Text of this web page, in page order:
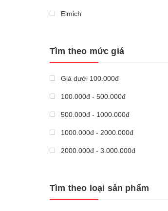
Elmich
kangaroo
Tìm theo mức giá
Giá dưới 100.000đ
100.000đ - 500.000đ
500.000đ - 1000.000đ
1000.000đ - 2000.000đ
2000.000đ - 3.000.000đ
Tìm theo loại sản phẩm